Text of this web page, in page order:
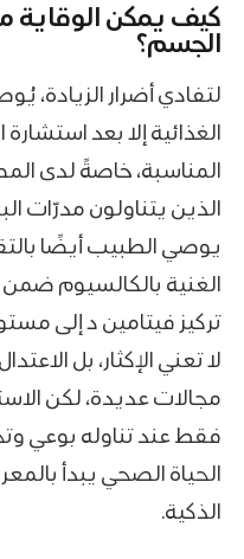
كيف يمكن الوقاية
الجسم؟
لتفادي أضرار الزيادة،
الغذائية إلا بعد
المناسبة، خاصةً لدى
الذين يتناولون مدرّات
يوصي الطبيب أيضًا
الغنية بالكالسيوم ضمن
تركيز فيتامين د إلى
لا تعني الإكثار، بل
مجالات عديدة، لكن
فقط عند تناوله
الحياة الصحي يبدأ
الذكية.